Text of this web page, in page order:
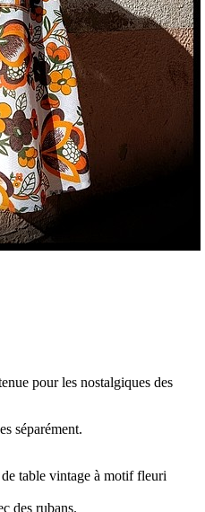
pour les nostalgiques des
séparément.
table vintage à motif fleuri
des rubans.